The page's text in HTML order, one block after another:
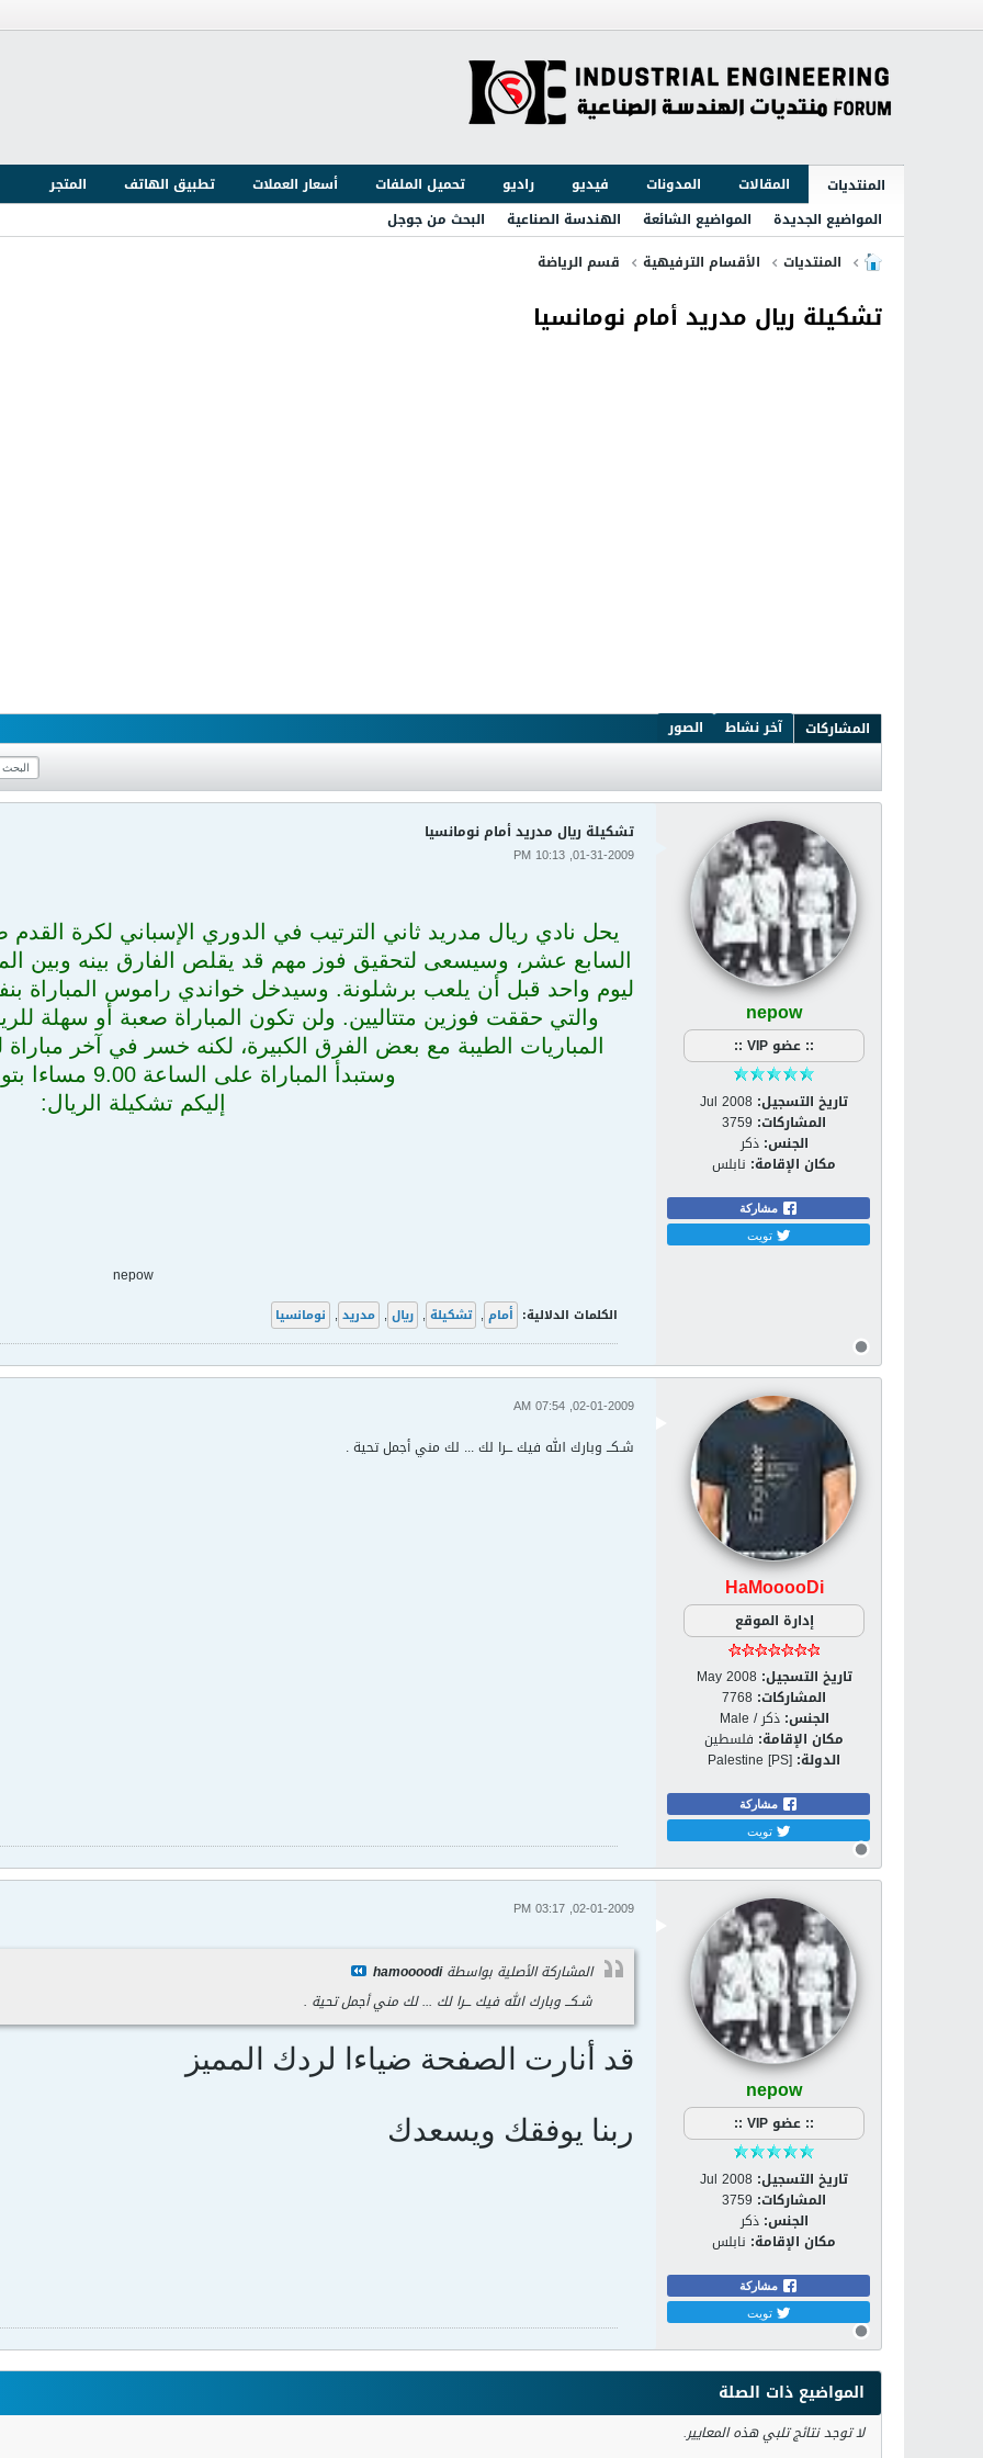
المنتديات المقالات المدونات فيديو راديو تحميل الملفات أسعار العملات تطبيق الهاتف
المتجر
المواضيع الجديدة
المواضيع الشائعة الهندسة الصناعية
البحث من جوجل
المنتديات
الأقسام الترفيهية قسم الرياضة
تشكيلة ريال مدريد أمام نومانسيا
المشاركات آخر نشاط الصور
nepow
:: عضو VIP ::
تاريخ التسجيل: Jul 2008
المشاركات: 3759
الجنس: ذكر
مكان الإقامة: نابلس
مشاركة
تويت
تشكيلة ريال مدريد أمام نومانسيا
01-31-2009, 10:13 PM
يحل نادي ريال مدريد ثاني الترتيب في الدوري الإسباني لكرة
السابع عشر، وسيسعى لتحقيق فوز مهم قد يقلص الفارق بينه وبين
ليوم واحد قبل أن يلعب برشلونة. وسيدخل خواندي راموس المباراة
والتي حققت فوزين متتاليين. ولن تكون المباراة صعبة أو سهلة
المباريات الطيبة مع بعض الفرق الكبيرة، لكنه خسر في آخر مباراة
وستبدأ المباراة على الساعة 9.00 مساءا بتوقيت غرينيتش.
إليكم تشكيلة الريال:
nepow
الكلمات الدلالية: أمام , تشكيلة , ريال , مدريد , نومانسيا
HaMooooDi
إدارة الموقع
تاريخ التسجيل: May 2008
المشاركات: 7768
الجنس: ذكر / Male
مكان الإقامة: فلسطين
الدولة: Palestine [PS]
مشاركة
تويت
02-01-2009, 07:54 AM
شـكــ وبارك الله فيك ـــرا لك ... لك مني أجمل تحية .
nepow
:: عضو VIP ::
تاريخ التسجيل: Jul 2008
المشاركات: 3759
الجنس: ذكر
مكان الإقامة: نابلس
مشاركة
تويت
02-01-2009, 03:17 PM
المشاركة الأصلية بواسطةhamoooodi
شـكــ وبارك الله فيك ـــرا لك ... لك مني أجمل تحية .
قد أنارت الصفحة ضياءا لردك المميز
ربنا يوفقك ويسعدك
المواضيع ذات الصلة
لا توجد نتائج تلبي هذه المعايير.